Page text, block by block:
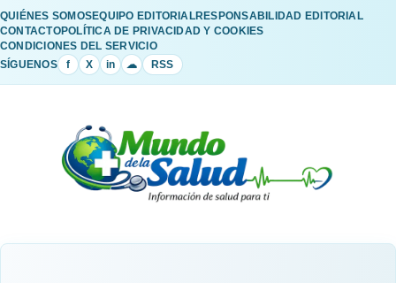
QUIÉNES SOMOSEQUIPO EDITORIALRESPONSABILIDAD EDITORIAL
CONTACTOPOLÍTICA DE PRIVACIDAD Y COOKIES
CONDICIONES DEL SERVICIO
SÍGUENOS
f X in ☁ RSS